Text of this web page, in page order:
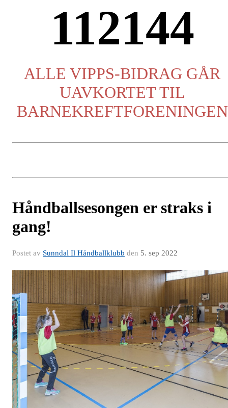
112144
ALLE VIPPS-BIDRAG GÅR
UAVKORTET TIL
BARNEKREFTFORENINGEN
Håndballsesongen er straks i
gang!
Postet av Sunndal Il Håndballklubb den 5. sep 2022